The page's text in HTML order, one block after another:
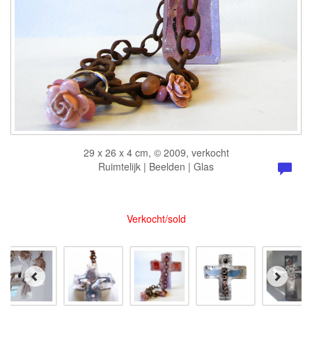
29 x 26 x 4 cm, © 2009, verkocht
Ruimtelijk | Beelden | Glas
Verkocht/sold